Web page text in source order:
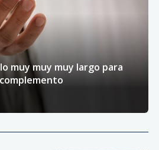
muy muy muy largo para